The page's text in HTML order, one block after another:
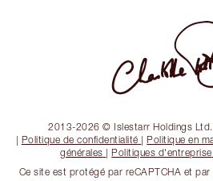
2013-2026 © Islestarr Holdings
| Politique de confidentialité |Politique en
générales |Politiques d'entreprise
Ce site est protégé par reCAPTCHA et